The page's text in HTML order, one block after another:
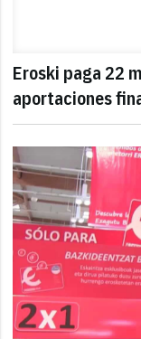
Eroski paga 22
aportaciones